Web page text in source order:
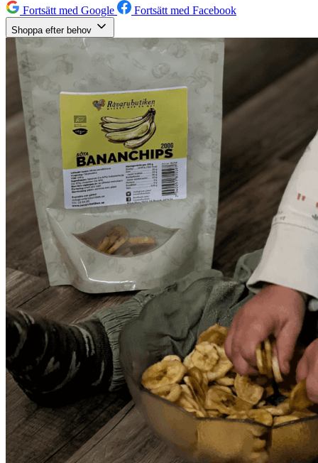
Fortsätt med Google
Fortsätt med Facebook
Shoppa efter behov